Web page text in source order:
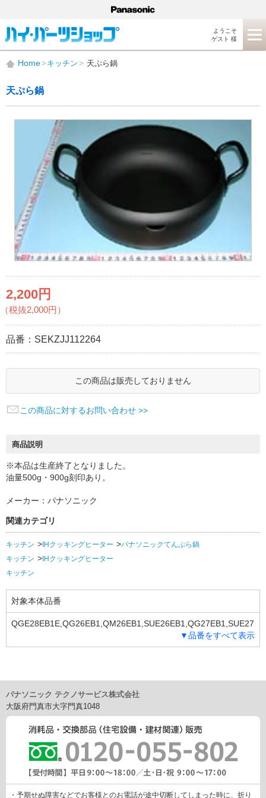
ようこそ
ゲスト 様
Home キッチン 天ぷら鍋
天ぷら鍋
2,200円
（税抜2,000円）
品番： SEKZJJ112264
この商品は販売しておりません
この商品に対するお問い合わせ >>
商品説明
※本品は生産終了となりました。
油量500g・900g刻印あり。
メーカー：パナソニック
関連カテゴリ
キッチン IHクッキングヒーター
パナソニックてんぷら鍋
キッチン
IHクッキングヒーター
キッチン
対象本体品番
QGE28EB1E,QG26EB1,QM26EB1,SUE26EB1,QG27EB1,SUE27
EB1,QGE29EB1G,QME29EB1G,SUE29EB1G,SUS27EB1,QGE3
0EB1E,QGS30EB1S,SUE30EB1E,SUS30EB1A,SUS30EB1B,SUS
▼品番をすべて表示
パナソニック テクノサービス株式会社
大阪府門真市大字門真1048
・予期せぬ障害などでお客様とのお電話が途中切断してしまった時に、折り